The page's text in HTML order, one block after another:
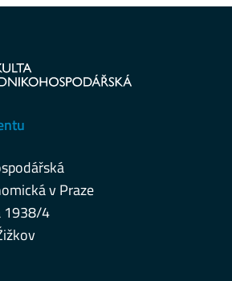
v Praze
1938/4